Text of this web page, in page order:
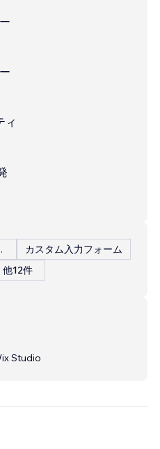
ィ
イン
カスタム入力フォーム
他12件
Studio